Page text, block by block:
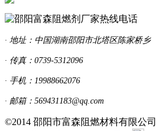
· 地址：中国湖南邵阳市北塔区陈家桥乡
· 传真：0739-5312096
· 手机：19988662076
· 邮箱：569431183@qq.com
©2014 邵阳市富森阻燃材料有限公